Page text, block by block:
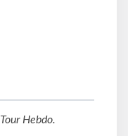
Tour Hebdo.